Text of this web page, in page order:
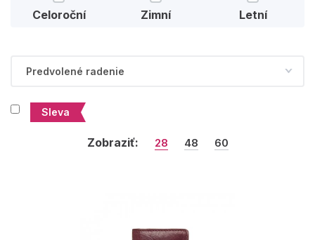
Celoroční Zimní Letní
Sleva
Zobraziť: 28 48 60